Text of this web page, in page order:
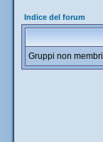
Indice del forum
Gruppi non membri